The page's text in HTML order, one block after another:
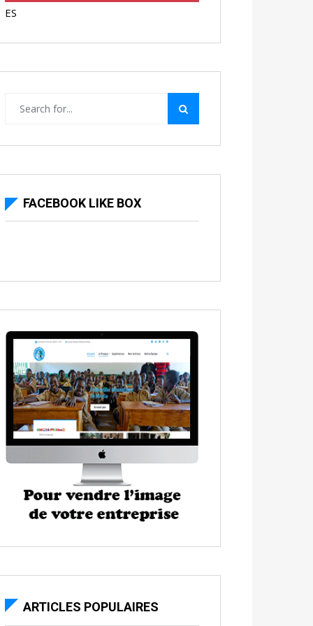
ES
FACEBOOK LIKE BOX
ARTICLES POPULAIRES